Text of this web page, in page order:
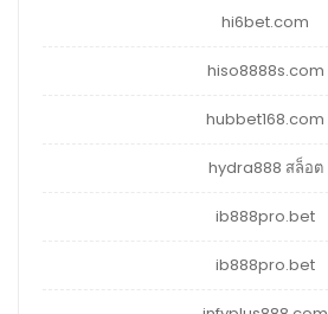
hi6bet.com
hiso8888s.com
hubbet168.com
hydra888 สล็อต
ib888pro.bet
ib888pro.bet